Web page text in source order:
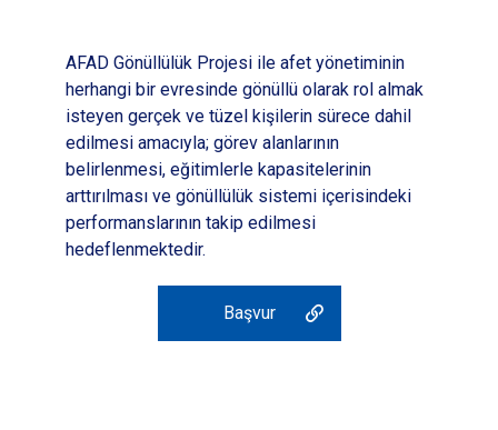
AFAD Gönüllülük Projesi ile afet yönetiminin
herhangi bir evresinde gönüllü olarak rol almak
isteyen gerçek ve tüzel kişilerin sürece dahil
edilmesi amacıyla; görev alanlarının
belirlenmesi, eğitimlerle kapasitelerinin
arttırılması ve gönüllülük sistemi içerisindeki
performanslarının takip edilmesi
hedeflenmektedir.
Başvur